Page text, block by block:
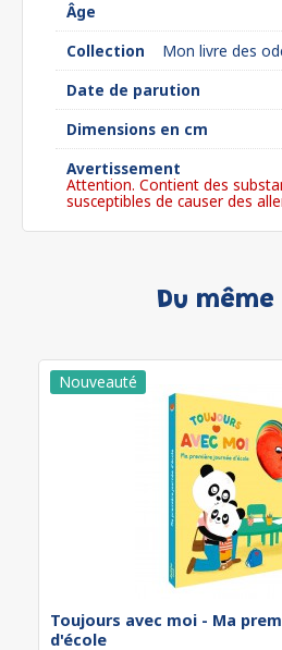
Âge
Collection
Mon livre des
Date de parution
Dimensions en cm
Avertissement
Attention. Contient des
susceptibles de causer des
Du
Toujours avec moi - Ma
d'école